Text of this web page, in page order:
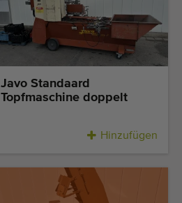
Javo Standaard
Topfmaschine doppelt
Hinzufügen